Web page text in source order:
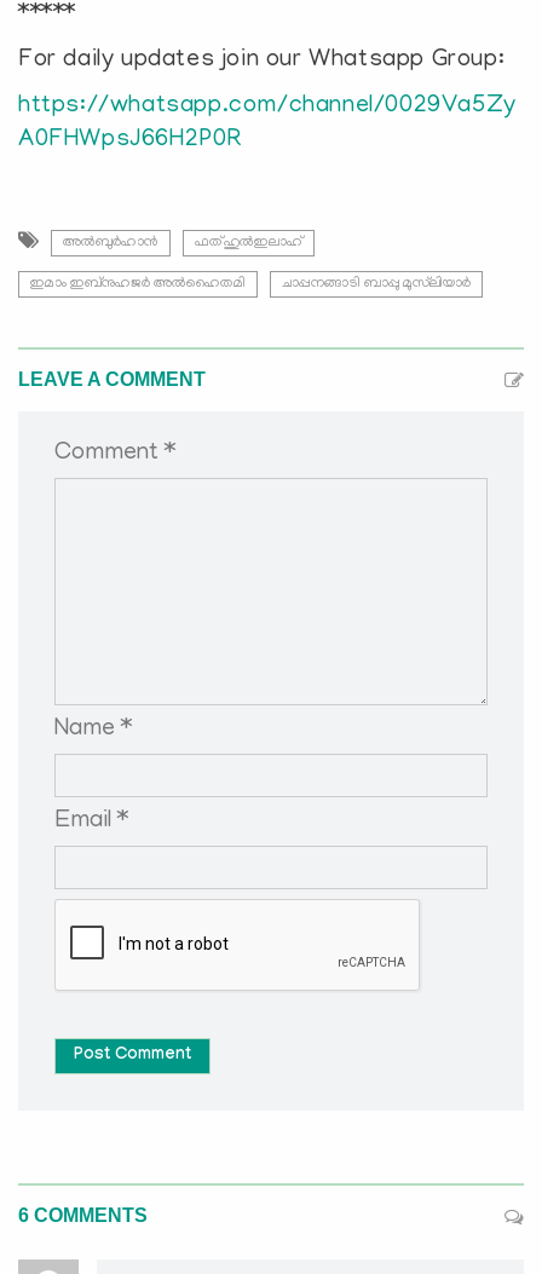
*****
For daily updates join our Whatsapp Group:
https://whatsapp.com/channel/0029Va5Zy
A0FHWpsJ66H2P0R
അല്‍ബുര്‍ഹാന്‍ ഫത്ഹുല്‍ഇലാഹ്
ഇമാം ഇബ്നുഹജര്‍ അല്‍ഹൈതമി ചാപ്പനങ്ങാടി ബാപ്പു മുസ്‍ലിയാര്‍
LEAVE A COMMENT
Comment *
Name *
Email *
Post Comment
6 COMMENTS